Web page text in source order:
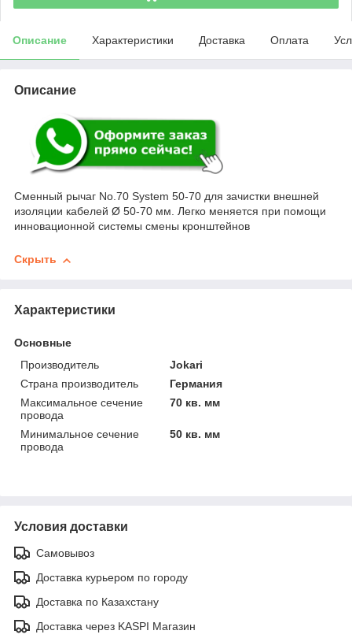
Описание Характеристики Доставка Оплата
Описание
Сменный рычаг No.70 System 50-70 для зачистки внешней
изоляции кабелей Ø 50-70 мм. Легко меняется при помощи
инновационной системы смены кронштейнов
Скрыть
Характеристики
Основные
Производитель
Jokari
Страна производитель
Германия
Максимальное сечение
провода
70 кв. мм
Минимальное сечение
провода
50 кв. мм
Условия доставки
Самовывоз
Доставка курьером по городу
Доставка по Казахстану
Доставка через KASPI Магазин